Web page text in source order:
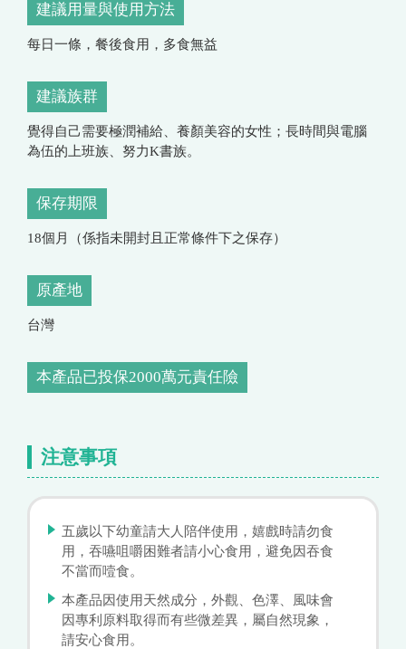
建議用量與使用方法
每日一條，餐後食用，多食無益
建議族群
覺得自己需要極潤補給、養顏美容的女性；長時間與電腦
為伍的上班族、努力K書族。
保存期限
18個月（係指未開封且正常條件下之保存）
原產地
台灣
本產品已投保2000萬元責任險
注意事項
五歲以下幼童請大人陪伴使用，嬉戲時請勿食
用，吞嚥咀嚼困難者請小心食用，避免因吞食
不當而噎食。
本產品因使用天然成分，外觀、色澤、風味會
因專利原料取得而有些微差異，屬自然現象，
請安心食用。